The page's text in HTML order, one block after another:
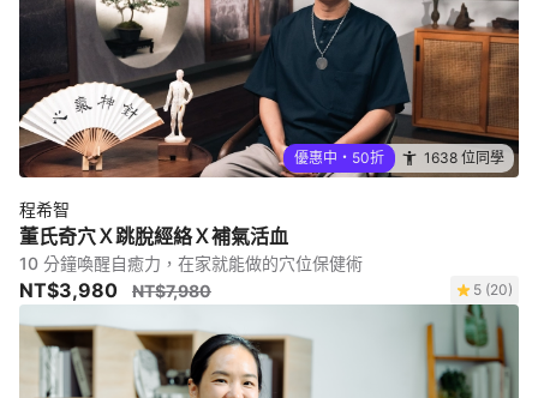
優惠中・50折 1638 位同學
程希智
董氏奇穴Ｘ跳脫經絡Ｘ補氣活血
10 分鐘喚醒自癒力，在家就能做的穴位保健術
NT$3,980 NT$7,980 5 (20)